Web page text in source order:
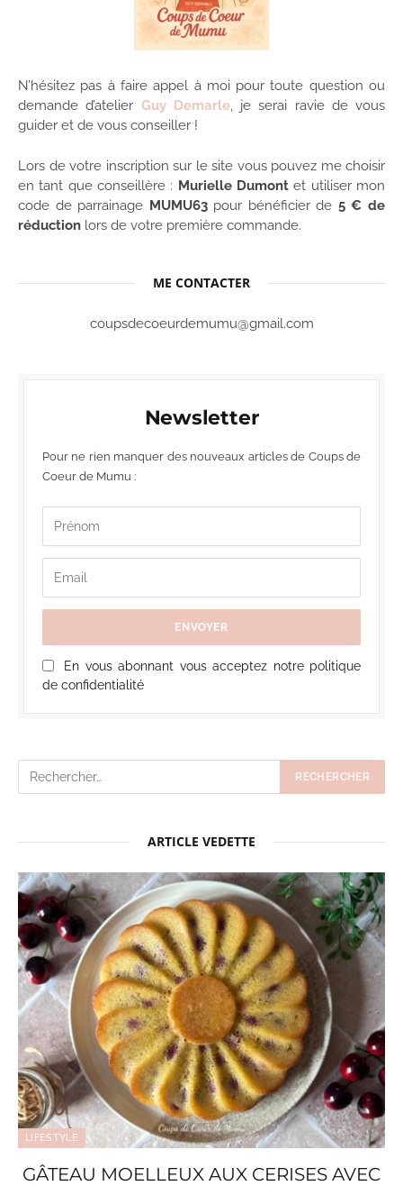
N’hésitez pas à faire appel à moi pour toute question ou
demande d’atelier Guy Demarle, je serai ravie de vous
guider et de vous conseiller !
Lors de votre inscription sur le site vous pouvez me choisir
en tant que conseillère : Murielle Dumont et utiliser mon
code de parrainage MUMU63pour bénéficier de 5 € de
réduction lors de votre première commande.
ME CONTACTER
coupsdecoeurdemumu@gmail.com
Newsletter
Pour ne rien manquer des nouveaux articles de Coups de
Coeur de Mumu :
En vous abonnant vous acceptez notre politique
de confidentialité
ARTICLE VEDETTE
LIFESTYLE
GÂTEAU MOELLEUX AUX CERISES AVEC